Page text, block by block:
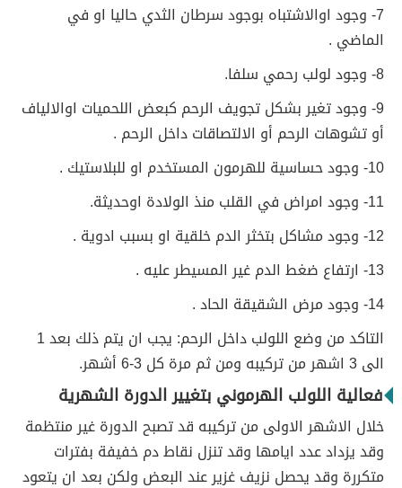
7- وجود اوالاشتباه بوجود سرطان الثدي حاليا او في
الماضي .
8- وجود لولب رحمي سلفا.
9- وجود تغير بشكل تجويف الرحم كبعض اللحميات اوالالياف
أو تشوهات الرحم أو الالتصاقات داخل الرحم .
10- وجود حساسية للهرمون المستخدم او للبلاستيك .
11- وجود امراض في القلب منذ الولادة اوحديثة.
12- وجود مشاكل بتخثر الدم خلقية او بسبب ادوية .
13- ارتفاع ضغط الدم غير المسيطر عليه .
14- وجود مرض الشقيقة الحاد .
التاكد من وضع اللولب داخل الرحم: يجب ان يتم ذلك بعد 1
الى 3 اشهر من تركيبه ومن ثم مرة كل 3-6 أشهر.
فعالية اللولب الهرموني بتغيير الدورة الشهرية
خلال الاشهر الاولى من تركيبه قد تصبح الدورة غير منتظمة
وقد يزداد عدد ايامها وقد تنزل نقاط دم خفيفة بفترات
متكررة وقد يحصل نزيف غزير عند البعض ولكن بعد ان يتعود